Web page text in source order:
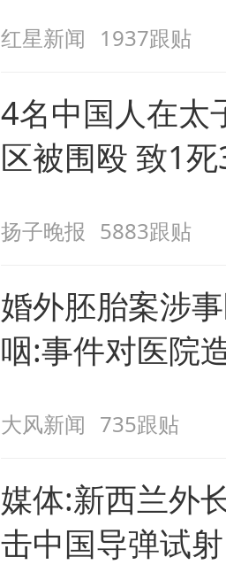
红星新闻 1937跟贴
4名中国人在太
区被围殴 致1
扬子晚报 5883跟贴
婚外胚胎案涉
咽:事件对医院
大风新闻 735跟贴
媒体:新西兰外
击中国导弹试